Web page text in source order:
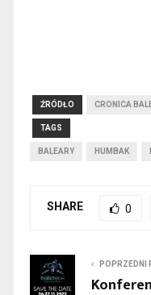
ŹRÓDŁO CRONICA
TAGS
BALEARY HUMBAK
SHARE 0
POPRZEDNI